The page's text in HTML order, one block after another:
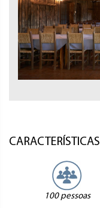
CARACTERÍSTICAS
100 pessoas